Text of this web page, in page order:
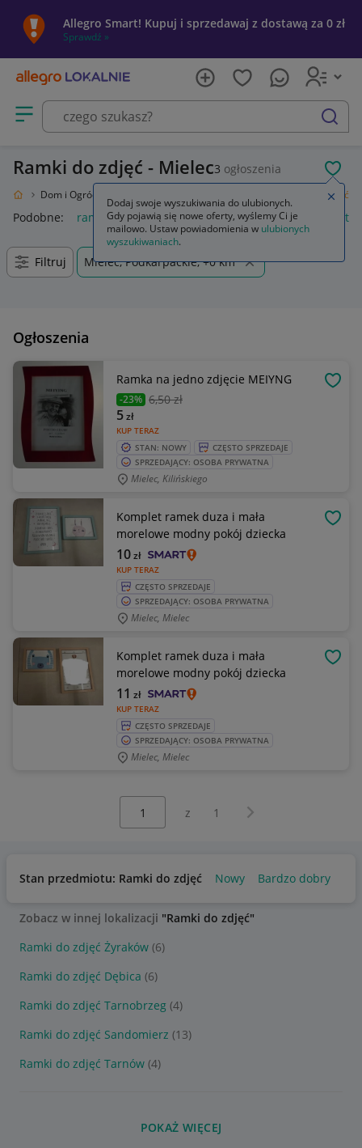
Allegro Smart! Kupuj i sprzedawaj z dostawą za 0 zł
Sprawdź »
Otwórz menu z kategoriami
szukaj
Ramki do zdjęć - Mielec3 ogłoszenia
Dom i Ogród Ramki do zdjęć
Podobne: ramki do zdjęć ramka na zdjęcia ramki
Filtruj Mielec, Podkarpackie, +0 km
Ogłoszenia
Ramka na jedno zdjęcie MEIYNG
-23% 6,50 zł
KUP TERAZ
5zł
STAN: NOWY
CZĘSTO SPRZEDAJE
SPRZEDAJĄCY: OSOBA PRYWATNA
Mielec, Kilińskiego
Komplet ramek duza i mała
morelowe modny pokój dziecka
KUP TERAZ
10zł
CZĘSTO SPRZEDAJE
SPRZEDAJĄCY: OSOBA PRYWATNA
Mielec, Mielec
Komplet ramek duza i mała
morelowe modny pokój dziecka
KUP TERAZ
11 zł
CZĘSTO SPRZEDAJE
SPRZEDAJĄCY: OSOBA PRYWATNA
Mielec, Mielec
z 1 Następna strona
Stan przedmiotu: Ramki do zdjęć Nowy Bardzo dobry
Zobacz w innej lokalizacji "Ramki do zdjęć"
Ramki do zdjęć Żyraków (6)
Ramki do zdjęć Dębica (6)
Ramki do zdjęć Tarnobrzeg (4)
Ramki do zdjęć Sandomierz (13)
Ramki do zdjęć Tarnów (4)
POKAŻ WIĘCEJ
Dodaj swoje wyszukiwania do ulubionych.
Gdy pojawią się nowe oferty, wyślemy Ci je
mailowo. Ustaw powiadomienia w ulubionych
wyszukiwaniach.